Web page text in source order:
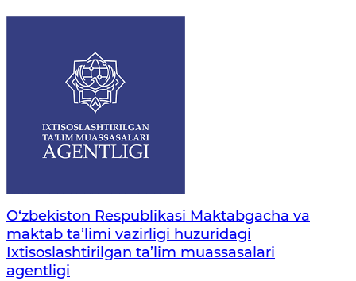
O‘zbekiston Respublikasi Maktabgacha va
maktab ta’limi vazirligi huzuridagi
Ixtisoslashtirilgan ta’lim muassasalari
agentligi